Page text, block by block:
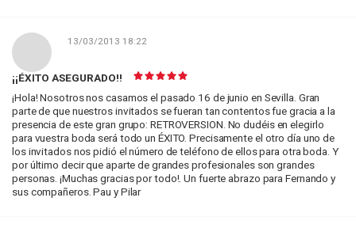
13/03/2013 18:22
¡¡ÉXITO ASEGURADO!!
¡Hola! Nosotros nos casamos el pasado 16 de junio en Sevilla. Gran
parte de que nuestros invitados se fueran tan contentos fue gracia a la
presencia de este gran grupo: RETROVERSION. No dudéis en elegirlo
para vuestra boda será todo un ÉXITO. Precisamente el otro día uno de
los invitados nos pidió el número de teléfono de ellos para otra boda. Y
por último decir que aparte de grandes profesionales son grandes
personas. ¡Muchas gracias por todo!. Un fuerte abrazo para Fernando y
sus compañeros. Pau y Pilar